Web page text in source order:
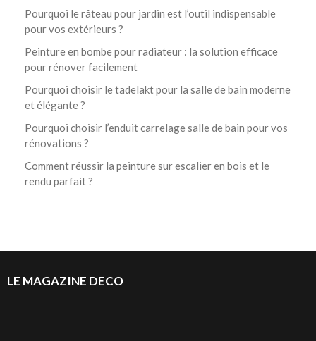
Pourquoi le râteau pour jardin est l’outil indispensable
pour vos extérieurs ?
Peinture en bombe pour radiateur : la solution efficace
pour rénover facilement
Pourquoi choisir le tadelakt pour la salle de bain moderne
et élégante ?
Pourquoi choisir l’enduit carrelage salle de bain pour vos
rénovations ?
Comment réussir la peinture sur escalier en bois et le
rendu parfait ?
LE MAGAZINE DECO